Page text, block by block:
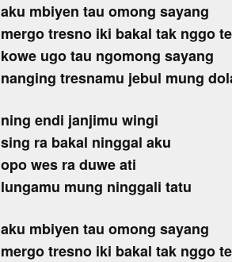
aku mbiyen tau omong sayang
mergo tresno iki bakal tak nggo
kowe ugo tau ngomong sayang
nanging tresnamu jebul mung
ning endi janjimu wingi
sing ra bakal ninggal aku
opo wes ra duwe ati
lungamu mung ninggali tatu
aku mbiyen tau omong sayang
mergo tresno iki bakal tak nggo